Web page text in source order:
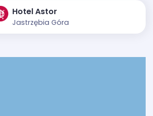
Hotel Astor
Jastrzębia Góra